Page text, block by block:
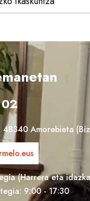
48340 Amorebieta
(Harrera eta
9:00 - 17:30